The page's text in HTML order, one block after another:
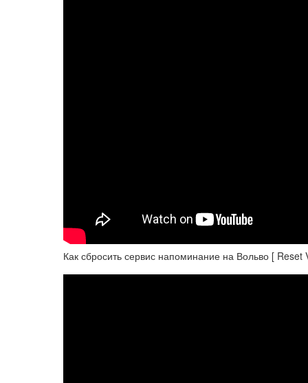
Как сбросить сервис напоминание на Вольво [ Reset